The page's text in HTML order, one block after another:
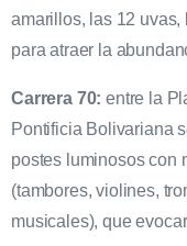
amarillos, las 12 uvas,
para atraer la
Carrera 70: entre la
Pontificia Bolivariana
postes luminosos con
(tambores, violines,
musicales), que